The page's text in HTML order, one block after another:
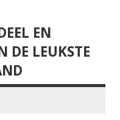
EN
DE LEUKSTE